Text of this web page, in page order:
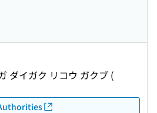
ダイガク リコウ ガクブ (